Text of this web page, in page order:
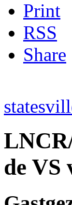
Print
RSS
Share
de VS